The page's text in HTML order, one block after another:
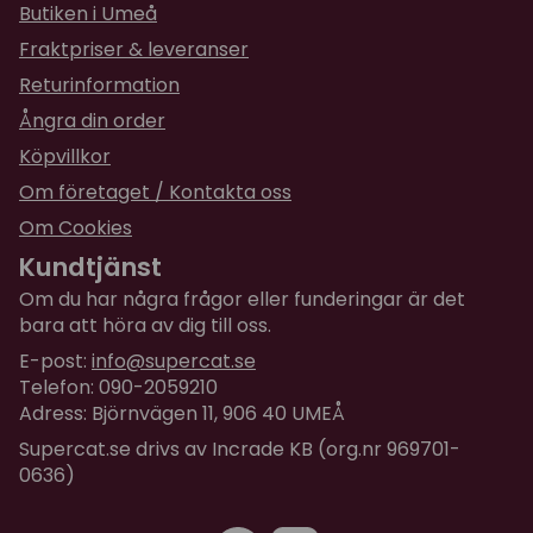
Råprotein 37,0 %
Fettinnehåll 18,0 %
Växttråd 7,5 %
Råaska 3,0 %
Vattenhalt 10,0 %
Kalcium 1,3 %
Fosfor 1,0 %
Natrium 0,3 %
Magnesium 0,05 %
Butiken i Umeå
Fraktpriser & leveranser
Returinformation
Ångra din order
Köpvillkor
Om företaget / Kontakta oss
Om Cookies
Kundtjänst
Om du har några frågor eller funderingar är det
bara att höra av dig till oss.
E-post: info@supercat.se
Telefon: 090-2059210
Adress: Björnvägen 11, 906 40 UMEÅ
Supercat.se drivs av Incrade KB (org.nr 969701-
0636)